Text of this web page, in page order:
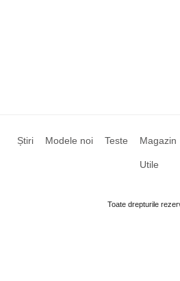
Știri Modele noi Teste Magazin
Utile
Toate drepturile